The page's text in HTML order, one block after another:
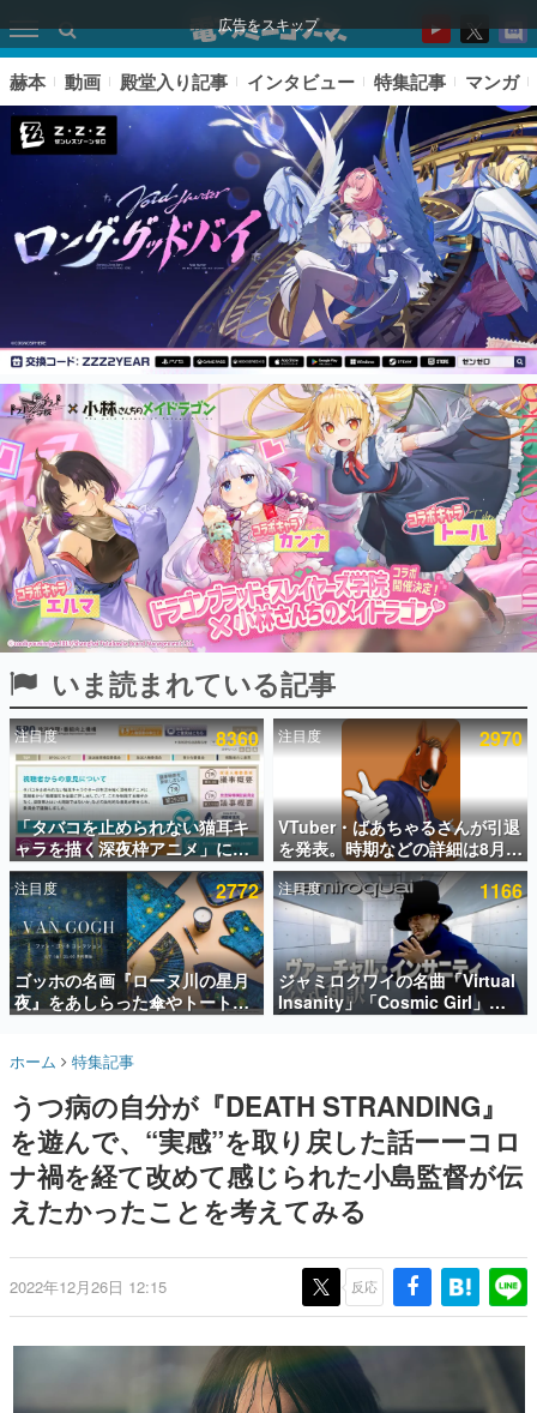
広告をスキップ
ピックアップ
電ファミのいま読まれている記事ランキング
アプリセール情報
インタビュー
連載・特集一覧
殿堂入り記事
SNS拡散数が数千以上！ ページビュー数万以上！ などな
ど。多くの人々に読まれた、電ファミ渾身の“殿堂入り”記
事をまとめました。
ゲームの企画書
名作ゲームクリエイターの方々に製作時のエピソードをお
聞きし、ヒットする企画（ゲーム）とは何か？を探ってい
きます。
赫本
この物語を解いてはいけない。『赫本』は、〈試験問題〉
の形をした短編ホラー小説集です。
新世代に訊く
これからのデジタルゲーム市場を担う若きクリエイター達
の姿を追い、彼らのルーツと情熱を探っていきます。
日本のコンテンツ産業やカルチャーに与えた影響を探る企
画です。
日本モバイルゲーム産業史
日本のモバイルゲーム史における主要なトピック・タイト
ルを網羅するほか、開発者へのインタビューや識者による
解説を掲載。約20年の歴史が一望できる決定版！
『うつヌケ』『ペンと箸』等で知られるマンガ家・田中圭
一先生によるゲーム業界レポートマンガです。
なんでゲームは面白い？
ゲーム開発者・hamatsu氏がゲームの魅力を画面や操作の
具体的な形から解き明かしていく、硬派で骨太な評論連載
です。
赫本 動画 殿堂入り記事 インタビュー 特集記事 マンガ
いま読まれている記事
注目度 8360
「タバコを止められない猫耳キ
ャラを描く深夜枠アニメ」に視
聴者の一部から批判意見。違法
薬物の使用と思しき描写も含め
て、BPOが議論を交わす
注目度 2970
VTuber・ばあちゃるさんが引退
を発表。時期などの詳細は8月9
日15時からの配信で説明
注目度 2772
ゴッホの名画『ローヌ川の星月
夜』をあしらった傘やトートバ
ッグなどが登場。8月7日21時よ
注目度 1166
ジャミロクワイの名曲「Virtual
Insanity」「Cosmic Girl」
「Canned Heat」公式日本語字
て
ホーム 特集記事
うつ病の自分が『DEATH STRANDING』
を遊んで、“実感”を取り戻した話ーーコロ
ナ禍を経て改めて感じられた小島監督が伝
えたかったことを考えてみる
2022年12月26日 12:15 反応